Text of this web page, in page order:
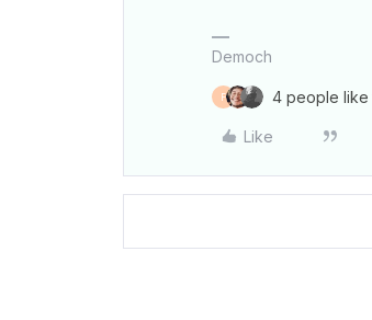
Democh
F 4 people like
Like